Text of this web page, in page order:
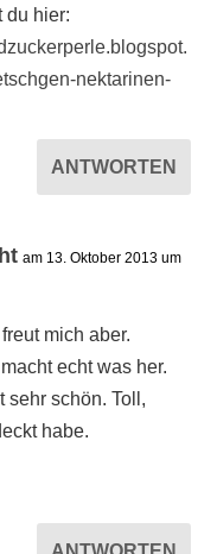
du hier:
nektarinen-
ANTWORTEN
am 13. Oktober 2013 um
mich aber.
echt was her.
sehr schön. Toll,
habe.